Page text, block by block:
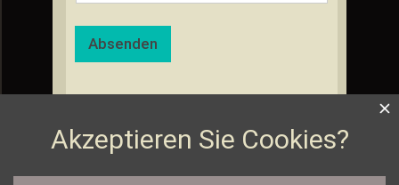
Absenden
Suchen
nach: